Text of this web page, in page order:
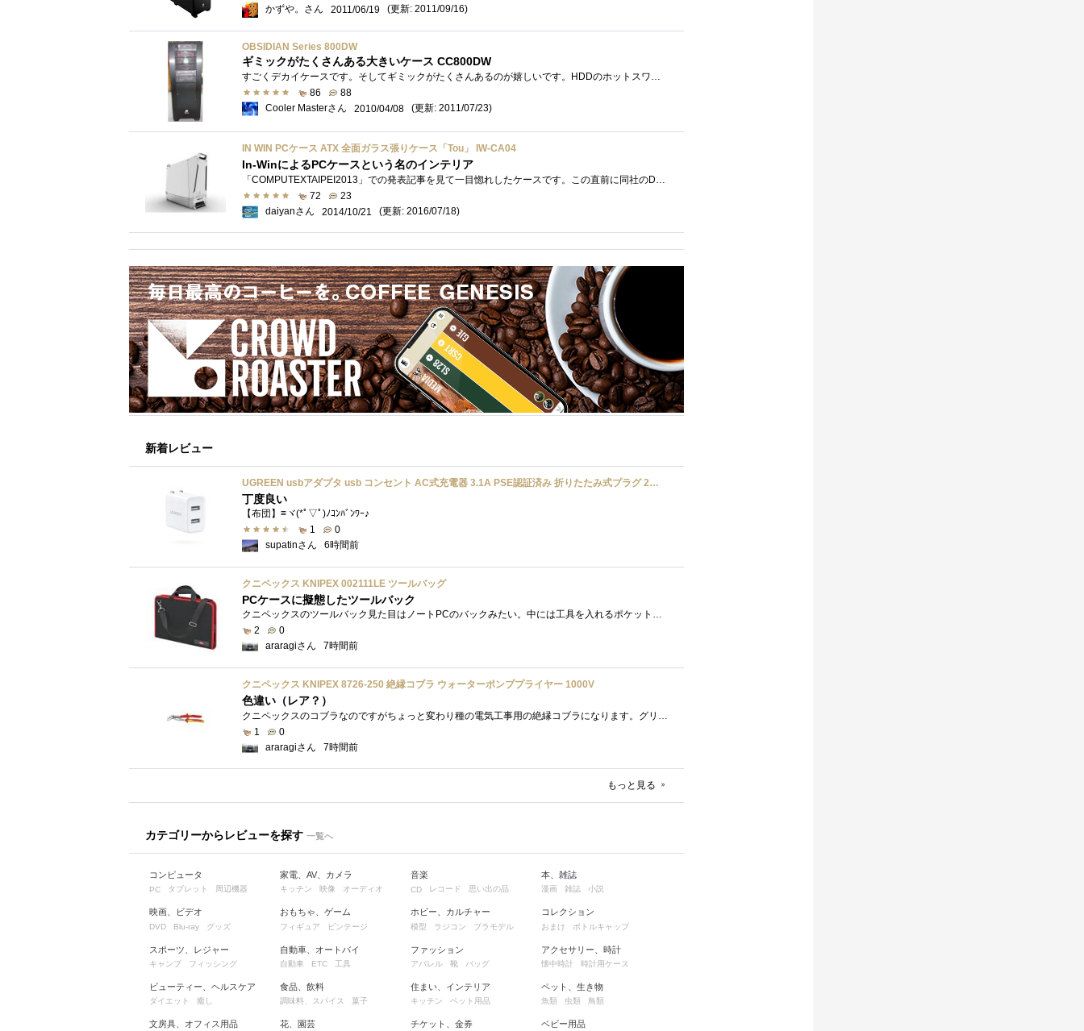
かずや。さん
2011/06/19 (更新: 2011/09/16)
OBSIDIAN Series 800DW
ギミックがたくさんある大きいケース CC800DW
すごくデカイケースです。そしてギミックがたくさんあるのが嬉しいです。HDDのホットスワップベイやボタン1つで可能なサイドパネルを取り外し�...
86
88
Cooler Masterさん
2010/04/08 (更新: 2011/07/23)
IN WIN PCケース ATX 全面ガラス張りケース「Tou」 IW-CA04
In-WinによるPCケースという名のインテリア
「COMPUTEXTAIPEI2013」での発表記事を見て一目惚れしたケースです。この直前に同社のD-Frameを買い逃していた事もあり、店舗で探していたのですが、�...
72
23
daiyanさん
2014/10/21 (更新: 2016/07/18)
新着レビュー
UGREEN usbアダプタ usb コンセント AC式充電器 3.1A PSE認証済み 折りたたみ式プラグ 2ポート
丁度良い
【布団】≡ヾ(*ﾟ▽ﾟ)ﾉｺﾝﾊﾞﾝﾜｰ♪
1
0
supatinさん
6時間前
クニペックス KNIPEX 002111LE ツールバッグ
PCケースに擬態したツールバック
クニペックスのツールバック見た目はノートPCのバックみたい。中には工具を入れるポケットや工具を固定するゴムバンドが付いています。
2
0
araragiさん
7時間前
クニペックス KNIPEX 8726-250 絶縁コブラ ウォーターポンププライヤー 1000V
色違い（レア？）
クニペックスのコブラなのですがちょっと変わり種の電気工事用の絶縁コブラになります。グリップ部分が絶縁仕様になっているだけで普通の用�...
1
0
araragiさん
7時間前
もっと見る
カテゴリーからレビューを探す 一覧へ
コンピュータ
PC タブレット 周辺機器
映画、ビデオ
DVD Blu-ray グッズ
スポーツ、レジャー
キャンプ フィッシング
ビューティー、ヘルスケア
ダイエット 癒し
文房具、オフィス用品
家電、AV、カメラ
キッチン 映像 オーディオ
おもちゃ、ゲーム
フィギュア ビンテージ
自動車、オートバイ
自動車 ETC 工具
食品、飲料
調味料、スパイス 菓子
花、園芸
音楽
CD レコード 思い出の品
ホビー、カルチャー
模型 ラジコン プラモデル
ファッション
アパレル 靴 バッグ
住まい、インテリア
キッチン ペット用品
チケット、金券
本、雑誌
漫画 雑誌 小説
コレクション
おまけ ボトルキャップ
アクセサリー、時計
懐中時計 時計用ケース
ペット、生き物
魚類 虫類 鳥類
ベビー用品